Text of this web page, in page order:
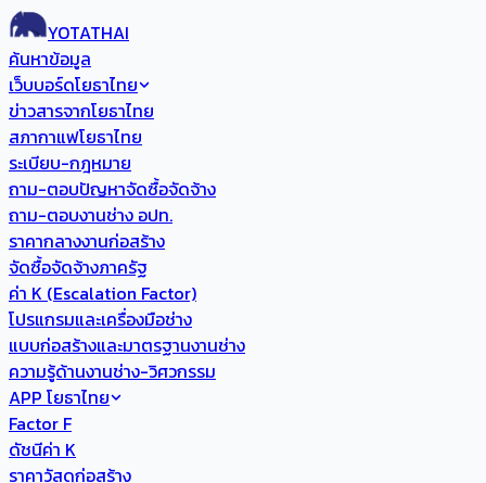
YOTATHAI
ค้นหาข้อมูล
เว็บบอร์ดโยธาไทย
ข่าวสารจากโยธาไทย
สภากาแฟโยธาไทย
ระเบียบ-กฎหมาย
ถาม-ตอบปัญหาจัดซื้อจัดจ้าง
ถาม-ตอบงานช่าง อปท.
ราคากลางงานก่อสร้าง
จัดซื้อจัดจ้างภาครัฐ
ค่า K (Escalation Factor)
โปรแกรมและเครื่องมือช่าง
แบบก่อสร้างและมาตรฐานงานช่าง
ความรู้ด้านงานช่าง-วิศวกรรม
APP โยธาไทย
Factor F
ดัชนีค่า K
ราคาวัสดุก่อสร้าง